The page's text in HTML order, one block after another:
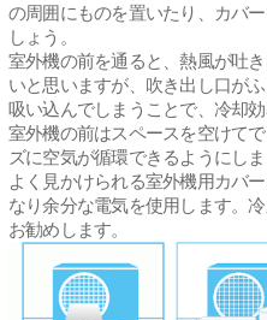
の周囲にものを置いたり、カバ
しょう。
室外機の前を通ると、熱風が吐
いと思いますが、吹き出し口が
吸い込んでしまうことで、冷却効
室外機の前はスペースを空けて
ズに空気が循環できるようにしま
よく見かけられる室外機用カバ
なり余分な電気を使用します。
お勧めします。